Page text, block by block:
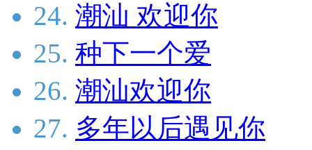
24. 潮汕 欢迎你
25. 种下一个爱
26. 潮汕欢迎你
27. 多年以后遇见你